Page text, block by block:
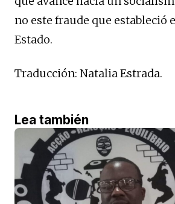
no este fraude que estableció
Estado.
Traducción: Natalia Estrada.
Lea también